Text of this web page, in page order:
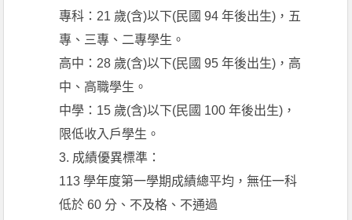
專科：21 歲(含)以下(民國 94 年後出生)，五
專、三專、二專學生。
高中：28 歲(含)以下(民國 95 年後出生)，高
中、高職學生。
中學：15 歲(含)以下(民國 100 年後出生)，
限低收入戶學生。
3. 成績優異標準：
113 學年度第一學期成績總平均，無任一科
低於 60 分、不及格、不通過